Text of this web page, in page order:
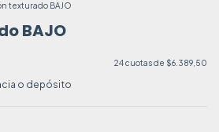
texturado BAJO
BAJO
24cuotas de $6.389,50
o depósito